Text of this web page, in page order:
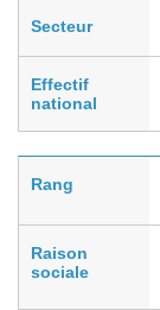
Secteur
Effectif
national
Rang
Raison
sociale